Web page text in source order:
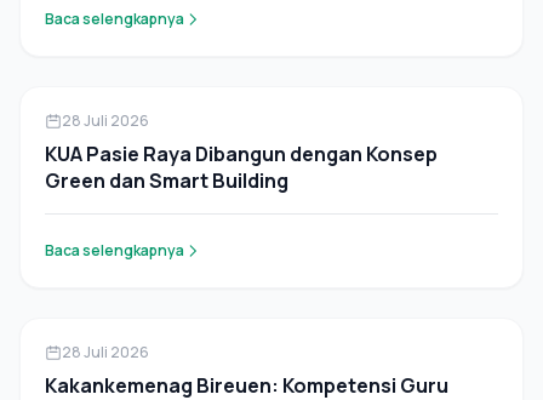
Baca selengkapnya
Berita
28 Juli 2026
KUA Pasie Raya Dibangun dengan Konsep
Green dan Smart Building
Baca selengkapnya
Berita
28 Juli 2026
Kakankemenag Bireuen: Kompetensi Guru